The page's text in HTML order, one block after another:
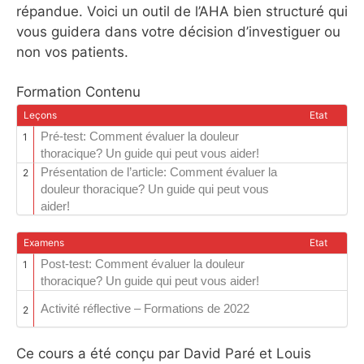
répandue. Voici un outil de l’AHA bien structuré qui
vous guidera dans votre décision d’investiguer ou
non vos patients.
Formation Contenu
Leçons
Etat
1
Pré-test: Comment évaluer la douleur
thoracique? Un guide qui peut vous aider!
2
Présentation de l’article: Comment évaluer la
douleur thoracique? Un guide qui peut vous
aider!
Examens
Etat
1
Post-test: Comment évaluer la douleur
thoracique? Un guide qui peut vous aider!
2 Activité réflective – Formations de 2022
Ce cours a été conçu par David Paré et Louis